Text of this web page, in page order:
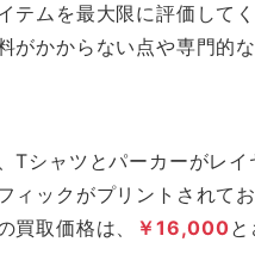
テムを最大限に評価して
がかからない点や専門的
Tシャツとパーカーがレ
ィックがプリントされて
買取価格は、
￥16,000